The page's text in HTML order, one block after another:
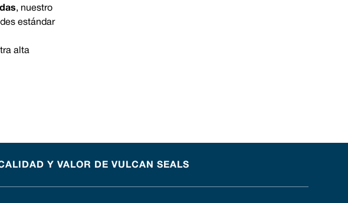
, nuestro
estándar
alta
Y VALOR DE VULCAN SEALS